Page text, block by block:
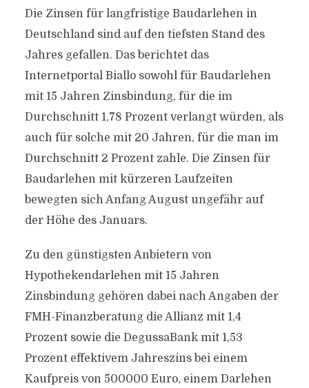
Die Zinsen für langfristige Baudarlehen in
Deutschland sind auf den tiefsten Stand des
Jahres gefallen. Das berichtet das
Internetportal Biallo sowohl für Baudarlehen
mit 15 Jahren Zinsbindung, für die im
Durchschnitt 1,78 Prozent verlangt würden, als
auch für solche mit 20 Jahren, für die man im
Durchschnitt 2 Prozent zahle. Die Zinsen für
Baudarlehen mit kürzeren Laufzeiten
bewegten sich Anfang August ungefähr auf
der Höhe des Januars.
Zu den günstigsten Anbietern von
Hypothekendarlehen mit 15 Jahren
Zinsbindung gehören dabei nach Angaben der
FMH-Finanzberatung die Allianz mit 1,4
Prozent sowie die DegussaBank mit 1,53
Prozent effektivem Jahreszins bei einem
Kaufpreis von 500000 Euro, einem Darlehen